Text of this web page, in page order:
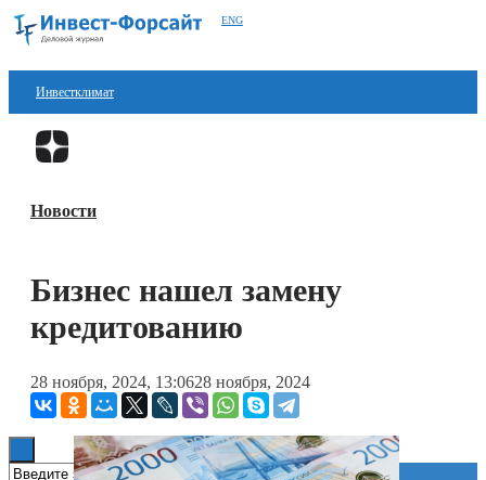
ENG
Инвестклимат
Финансы
Блокчейн
Книги
Новости
Бизнес нашел замену
кредитованию
28 ноября, 2024, 13:0628 ноября, 2024